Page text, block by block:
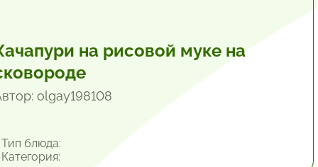
на рисовой муке на
olgay198108
блюда: